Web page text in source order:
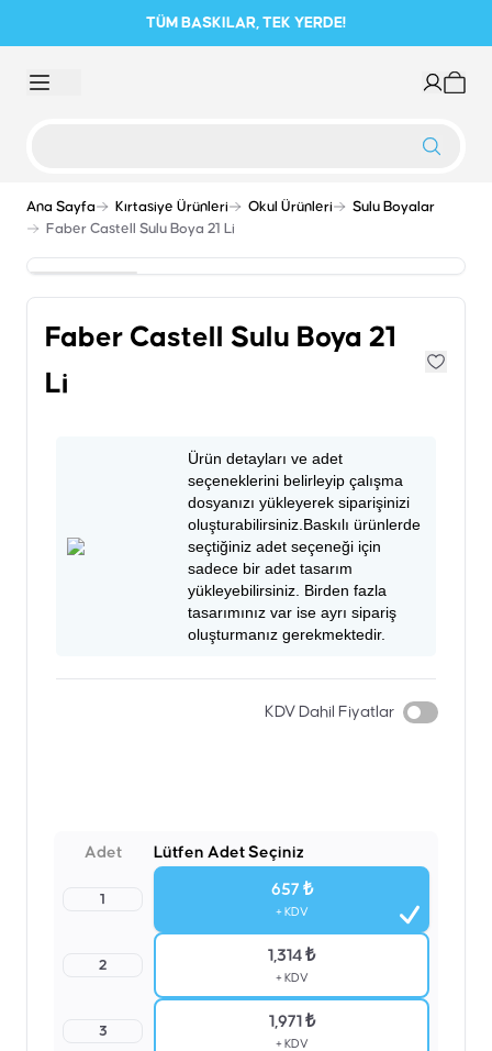
TÜM BASKILAR, TEK YERDE!
Ana Sayfa Kırtasiye Ürünleri Okul Ürünleri
Sulu Boyalar
Faber Castell Sulu Boya 21 Li
Faber Castell Sulu Boya 21
Li
Ürün detayları ve adet
seçeneklerini belirleyip çalışma
dosyanızı yükleyerek siparişinizi
oluşturabilirsiniz.Baskılı ürünlerde
seçtiğiniz adet seçeneği için
sadece bir adet tasarım
yükleyebilirsiniz. Birden fazla
tasarımınız var ise ayrı sipariş
oluşturmanız gerekmektedir.
KDV Dahil Fiyatlar
Adet Lütfen Adet Seçiniz
1
657 ₺
+ KDV
2
1,314 ₺
+ KDV
3
1,971 ₺
+ KDV